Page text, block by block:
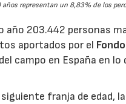
años representan un 8,83% de los
año 203.442 personas
aportados por el
campo en España en
franja de edad,